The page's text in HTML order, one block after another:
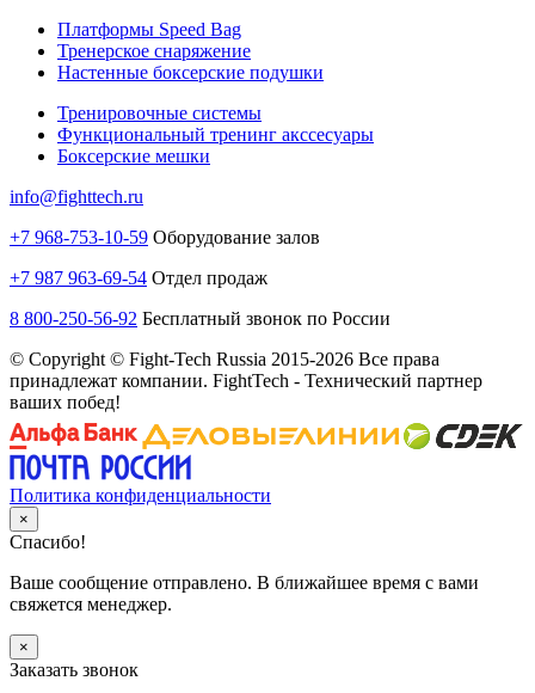
Платформы Speed Bag
Тренерское снаряжение
Настенные боксерские подушки
Тренировочные системы
Функциональный тренинг акссесуары
Боксерские мешки
info@fighttech.ru
+7 968-753-10-59 Оборудование залов
+7 987 963-69-54 Отдел продаж
8 800-250-56-92 Бесплатный звонок по России
© Copyright © Fight-Tech Russia 2015-2026 Все права
принадлежат компании. FightTech - Технический партнер
ваших побед!
Политика конфиденциальности
×
Спасибо!
Ваше сообщение отправлено. В ближайшее время с вами
свяжется менеджер.
×
Заказать звонок